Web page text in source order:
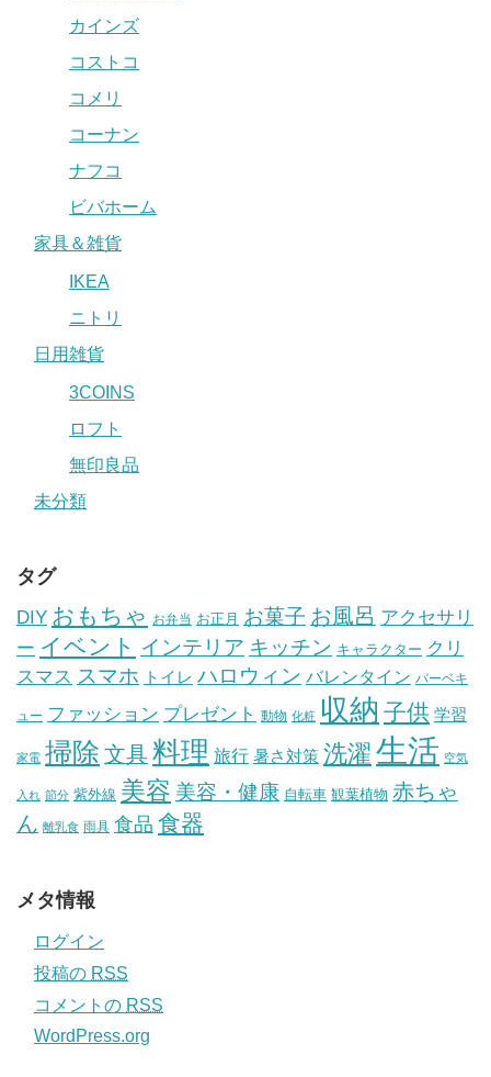
カインズ
コストコ
コメリ
コーナン
ナフコ
ビバホーム
家具＆雑貨
IKEA
ニトリ
日用雑貨
3COINS
ロフト
無印良品
未分類
タグ
DIY おもちゃ お弁当 お正月 お菓子 お風呂 アクセサリ
ー イベント インテリア キッチン キャラクター クリ
スマス スマホ トイレ ハロウィン バレンタイン バーベキ
ュー ファッション プレゼント 動物 化粧 収納 子供 学習
家電 掃除 文具料理 旅行 暑さ対策 洗濯 生活 空気
入れ 節分 紫外線 美容 美容・健康 自転車 観葉植物 赤ちゃ
ん 離乳食 雨具 食品 食器
メタ情報
ログイン
投稿の RSS
コメントの RSS
WordPress.org